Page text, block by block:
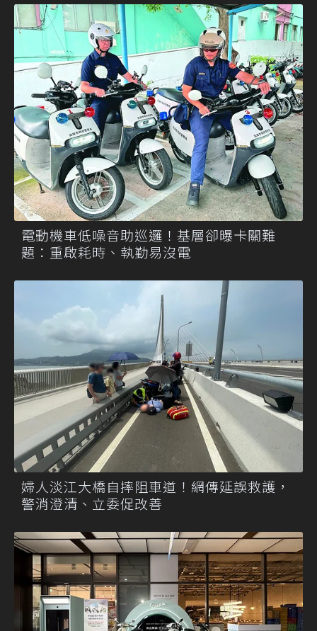
電動機車低噪音助巡邏！基層卻曝卡關難
題：重啟耗時、執勤易沒電
婦人淡江大橋自摔阻車道！網傳延誤救護，
警消澄清、立委促改善